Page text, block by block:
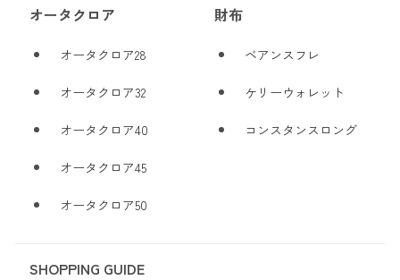
オータクロア
オータクロア28
オータクロア32
オータクロア40
オータクロア45
オータクロア50
財布
ベアンスフレ
ケリーウォレット
コンスタンスロング
SHOPPING GUIDE